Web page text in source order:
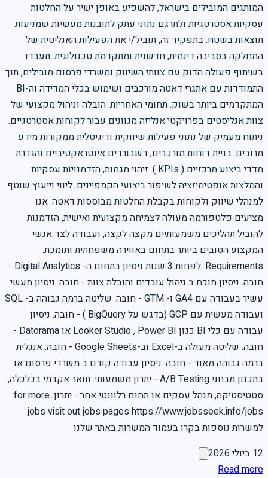
המותגים המובילים בישראל, להשפיע באופן ישיר על החלטות
עסקיות אסטרטגיות ולתרגם נתוני עתק לתובנות מעשיות שמניעות
תוצאות בשטח. בתפקיד זה, תוביל/י את הפעילות האנליטית של
המחלקה בסביבה דינמית, חדשנית ומתקדמת טכנולוגית. תעבדו
בשיתוף פעולה הדוק עם צוותי השיווק ומשרדי פרסום מובילים, תוך
התמודדות עם אתגרי דאטה מורכבים ושימוש בכלי המדידה וה-BI
המתקדמים ביותר בשוק. תחומי האחריות: הובלה וניהול מקצועי של
צוות אנליסטים בפרויקטי אנליזה מגוונים עבור לקוחות אסטרטגיים.
ניתוח מעמיק של נתוני פעילות שיווקית ודיגיטלית ממקורות מידע
מרובים. בניית דוחות מורכבים, דשבורדים אינטראקטיביים והגדרת
מדדי ביצוע מרכזיים ( KPIs ). זיהוי מגמות, הזדמנויות עסקיות
והמלצות אופטימיזציה לשיפור ביצועי הקמפיינים. ליווי וייעוץ שוטף
למנהלי שיווק ולקוחות בקבלת החלטות מבוססות דאטה. אנו
מציעים פלטפורמה מעולה לצמיחה מקצועית ואישית, הזדמנות
להוביל תהליכים משמעותיים מקצה לקצה, ועבודה לצד אנשי
המקצוע הטובים ביותר בתחום באווירה משפחתית ותומכת.
Requirements: לפחות 3 שנות ניסיון בתחום ה- Digital Analytics -
חובה. ניסיון מוכח ב ניהול עובדים והובלת צוות - חובה. ניסיון מעשי
עשיר בעבודה עם GA4 ו- GTM - חובה. שליטה ברמה גבוהה ב- SQL
ועבודה מעשית עם GCP (בדגש על BigQuery ) - חובה. ניסיון
עבודה עם כלי BI כגון Looker Studio , Power BI או Datorama -
חובה. שליטה מעולה ב-Excel וב-Google Sheets - חובה. אנגלית
ברמה גבוהה מאוד - חובה. ניסיון עבודה קודם ב משרדי פרסום או
בתכנון מבחני A/B Testing - יתרון משמעותי. תואר אקדמי בכלכלה,
סטטיסטיקה, מנהל עסקים או תחום רלוונטי אחר - יתרון. for more
jobs visit out jobs pages https://www.jobsseek.info/jobs
למשרות נוספות בקרו בעמוד המשרות באתר שלנו
12 ביולי 2026
Read more